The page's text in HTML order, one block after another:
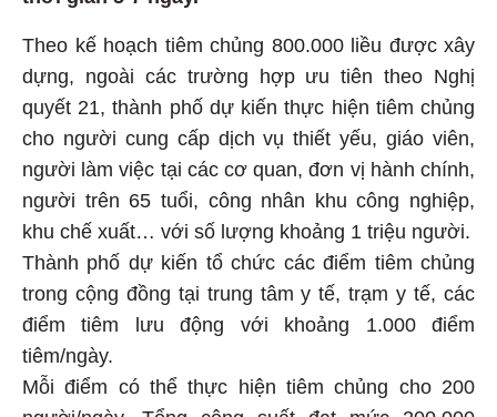
Theo kế hoạch tiêm chủng 800.000 liều được xây
dựng, ngoài các trường hợp ưu tiên theo Nghị
quyết 21, thành phố dự kiến thực hiện tiêm chủng
cho người cung cấp dịch vụ thiết yếu, giáo viên,
người làm việc tại các cơ quan, đơn vị hành chính,
người trên 65 tuổi, công nhân khu công nghiệp,
khu chế xuất… với số lượng khoảng 1 triệu người.
Thành phố dự kiến tổ chức các điểm tiêm chủng
trong cộng đồng tại trung tâm y tế, trạm y tế, các
điểm tiêm lưu động với khoảng 1.000 điểm
tiêm/ngày.
Mỗi điểm có thể thực hiện tiêm chủng cho 200